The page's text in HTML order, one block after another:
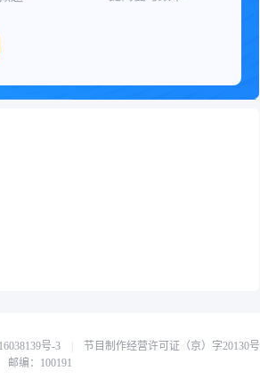
号-3
节目制作经营许可证（京）字20130号
邮编：100191